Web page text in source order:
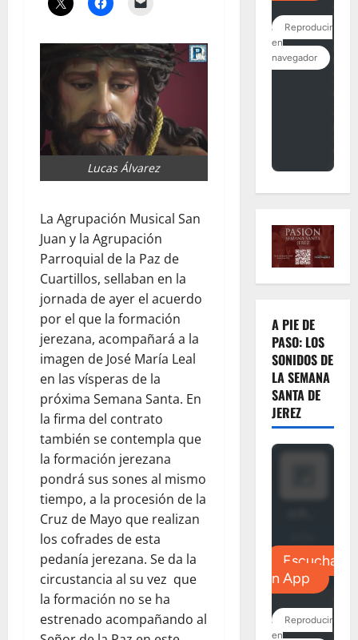
Lucas Álvarez
La Agrupación Musical San
Juan y la Agrupación
Parroquial de la Paz de
Cuartillos, sellaban en la
jornada de ayer el acuerdo
por el que la formación
jerezana, acompañará a la
imagen de José María Leal
en las vísperas de la
próxima Semana Santa. En
la firma del contrato
también se contempla que
la formación jerezana
pondrá sus sones al mismo
tiempo, a la procesión de la
Cruz de Mayo que realizan
los cofrades de esta
pedanía jerezana. Se da la
circustancia al su vez que
la formación no se ha
estrenado acompañando al
A PIE DE
PASO: LOS
SONIDOS DE
LA SEMANA
SANTA DE
JEREZ